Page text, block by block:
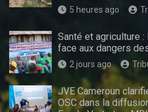
5 heures ago
Santé et agriculture
face aux dangers
2 jours ago
JVE Cameroun
OSC dans la